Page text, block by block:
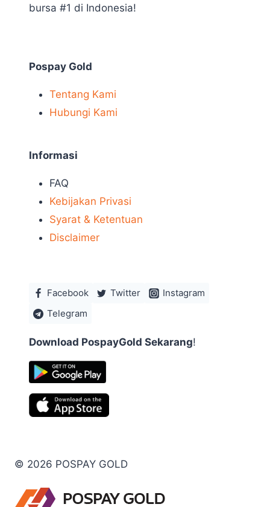
bursa #1 di Indonesia!
Pospay Gold
Tentang Kami
Hubungi Kami
Informasi
FAQ
Kebijakan Privasi
Syarat & Ketentuan
Disclaimer
Facebook Twitter
Instagram
Telegram
Download PospayGold Sekarang!
© 2026 POSPAY GOLD